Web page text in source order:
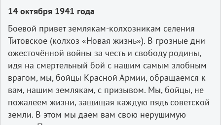
14 октября 1941 года
Боевой привет землякам-колхозникам селения
Титовское (колхоз «Новая жизнь»). В грозные дни
ожесточённой войны за честь и свободу родины,
идя на смертельный бой с нашим самым злобным
врагом, мы, бойцы Красной Армии, обращаемся к
вам, нашим землякам, с призывом. Мы, бойцы, не
пожалеем жизни, защищая каждую пядь советской
земли. В этом мы даём вам свою нерушимую